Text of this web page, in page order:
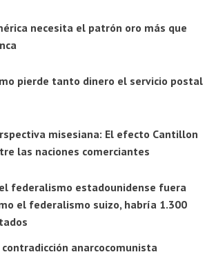
necesita el patrón oro más que
pierde tanto dinero el servicio postal
misesiana: El efecto Cantillon
las naciones comerciantes
federalismo estadounidense fuera
el federalismo suizo, habría 1.300
contradicción anarcocomunista